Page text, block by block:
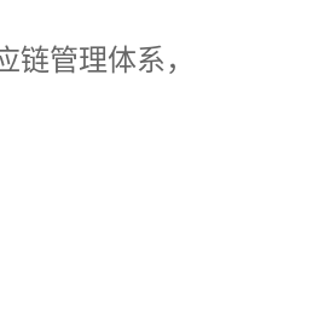
管理体系，